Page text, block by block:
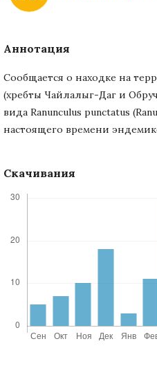
Аннотация
Сообщается о находке на
(хребты Чайлалыг-Даг и
вида Ranunculus punctatus
настоящего времени
Скачивания